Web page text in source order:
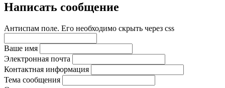
Написать сообщение
Антиспам поле. Его необходимо скрыть через css
Ваше имя
Электронная почта
Контактная информация
Тема сообщения